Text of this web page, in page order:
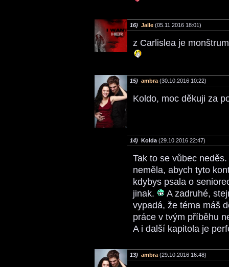
16) Jalle (05.11.2016 18:01)
z Carlislea je
15) ambra (30.10.2016 10:22)
Koldo, moc děkuji za
14) Kolda (29.10.2016 22:47)
Tak to se vůbec neděs.
neměla, abych tyto
kdybys psala o
jinak.
A zadruhé,
vypadá, že téma máš
práce v tvým příběhu
A i další kapitola je
13) ambra (29.10.2016 16:48)